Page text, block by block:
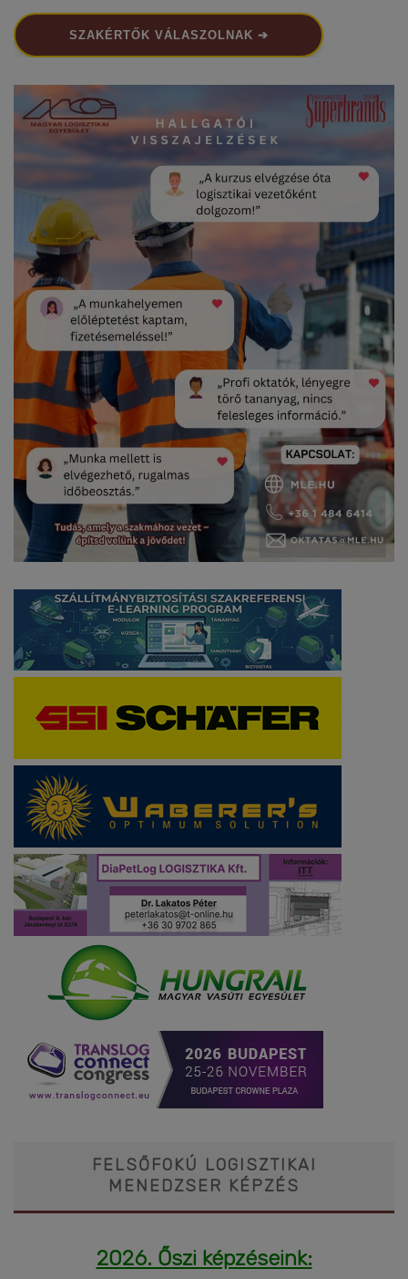
SZAKÉRTŐK VÁLASZOLNAK ➔
FELSŐFOKÚ LOGISZTIKAI
MENEDZSER KÉPZÉS
2026. Őszi képzéseink: